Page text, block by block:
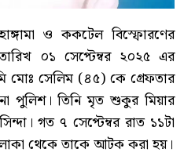
ও ককটেল বিস্ফোরণের
০১ সেপ্টেম্বর ২০২৫ এর
মোঃ সেলিম (৪৫) কে গ্রেফতার
পুলিশ। তিনি মৃত শুকুর মিয়ার
গত ৭ সেপ্টেম্বর রাত ১১টা
থেকে তাকে আটক করা হয়।